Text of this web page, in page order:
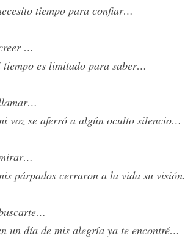
tiempo para confiar…
…
tiempo es limitado para saber…
voz se aferró a algún oculto silencio…
párpados cerraron a la vida su visión.
un día de mis alegría ya te encontré…